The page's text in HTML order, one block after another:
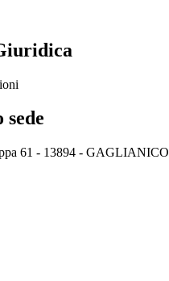
61 - 13894 - GAGLIANICO